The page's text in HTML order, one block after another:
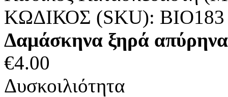
ΚΩΔΙΚΟΣ (SKU): ΒΙΟ183
Δαμάσκηνα ξηρά
€4.00
Δυσκοιλιότητα